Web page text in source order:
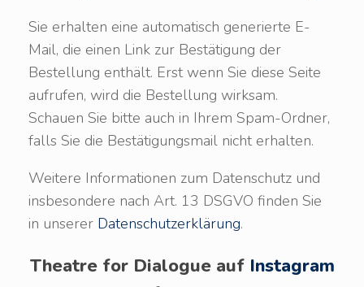
Sie erhalten eine automatisch generierte E-
Mail, die einen Link zur Bestätigung der
Bestellung enthält. Erst wenn Sie diese Seite
aufrufen, wird die Bestellung wirksam.
Schauen Sie bitte auch in Ihrem Spam-Ordner,
falls Sie die Bestätigungsmail nicht erhalten.
Weitere Informationen zum Datenschutz und
insbesondere nach Art. 13 DSGVO finden Sie
in unserer Datenschutzerklärung.
Theatre for Dialogue auf Instagram